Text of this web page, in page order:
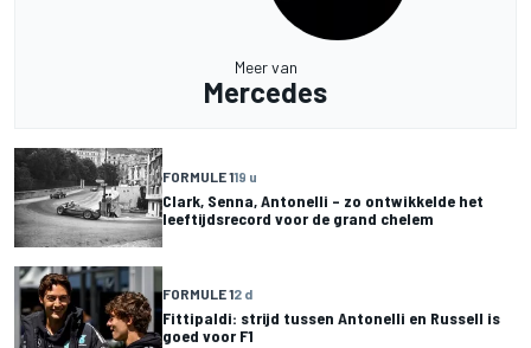
Meer van
Mercedes
FORMULE 119 u
Clark, Senna, Antonelli – zo ontwikkelde het
leeftijdsrecord voor de grand chelem
FORMULE 12 d
Fittipaldi: strijd tussen Antonelli en Russell is
goed voor F1